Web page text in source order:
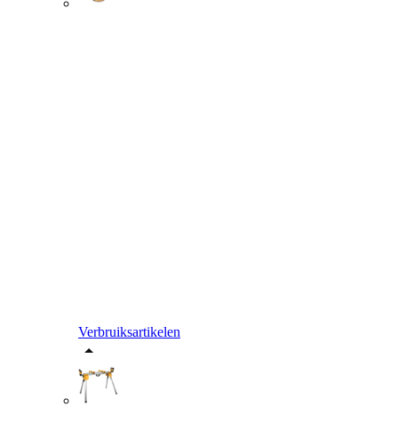
Verbruiksartikelen